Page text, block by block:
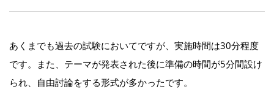
あくまでも過去の試験においてですが、実施時間は30分程度
です。また、テーマが発表された後に準備の時間が5分間設け
られ、自由討論をする形式が多かったです。